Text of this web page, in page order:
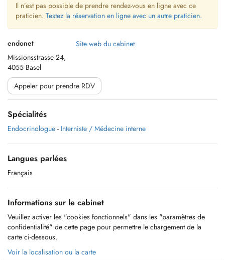
Il n’est pas possible de prendre rendez-vous en ligne avec ce
praticien. Testez la réservation en ligne avec un autre praticien.
endonet
Missionsstrasse 24,
4055 Basel
Site web du cabinet
Appeler pour prendre RDV
Spécialités
Endocrinologue - Interniste / Médecine interne
Langues parlées
Français
Informations sur le cabinet
Veuillez activer les "cookies fonctionnels" dans les "paramètres de
confidentialité" de cette page pour permettre le chargement de la
carte ci-dessous.
Voir la localisation ou la carte